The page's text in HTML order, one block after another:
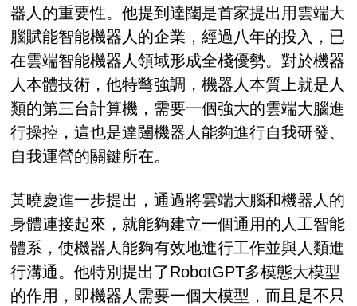
器人的重要性。他提到達闥是首家提出用雲端大
腦賦能智能機器人的企業，經過八年的投入，已
在雲端智能機器人領域形成全棧優勢。對於機器
人本體技術，他特彆強調，機器人本質上就是人
類的第三台計算機，需要一個強大的雲端大腦進
行操控，這也是達闥機器人能夠進行自我研發、
自我運營的關鍵所在。
黃曉慶進一步提出，通過將雲端大腦和機器人的
身體連接起來，就能夠建立一個通用的人工智能
體系，使機器人能夠有效地進行工作並與人類進
行溝通。他特別提出了RobotGPT多模態大模型
的作用，即機器人需要一個大模型，而且是不只